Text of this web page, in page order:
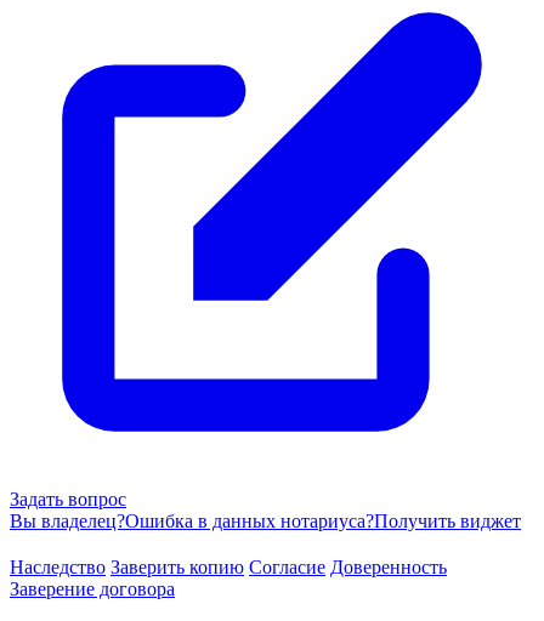
Задать вопрос
Вы владелец?Ошибка в данных нотариуса?Получить виджет
Наследство Заверить копию Согласие Доверенность
Заверение договора